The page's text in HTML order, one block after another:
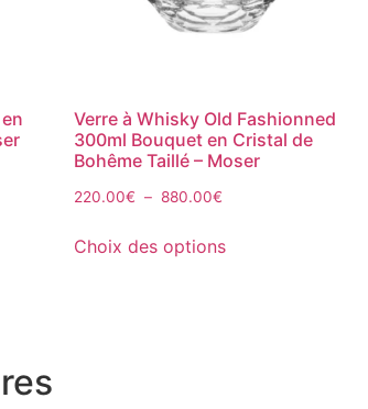
Verre à Whisky Old Fashionned
300ml Bouquet en Cristal de
Bohême Taillé – Moser
220.00€ – 880.00€
Choix des options